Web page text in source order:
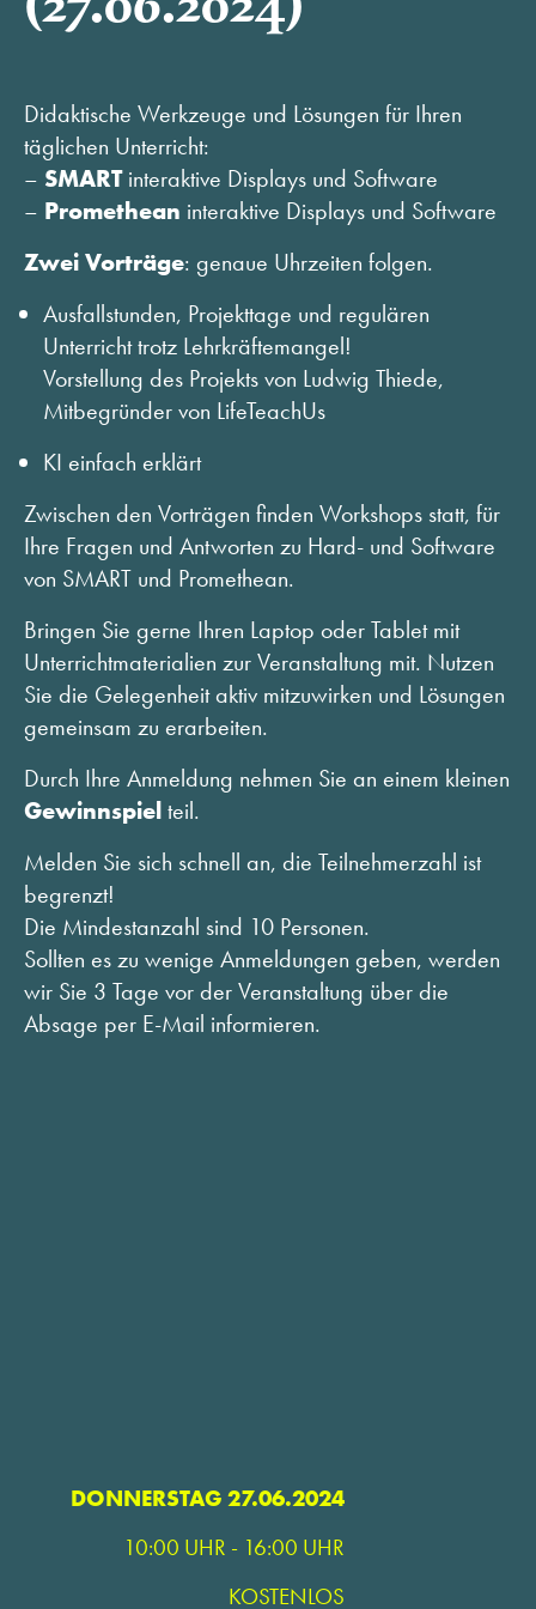
ANFRAGE SENDEN
BLOG
INFOMATERIAL & DOWNLOADS
NEWSLETTER ANMELDUNG
Didaktische Werkzeuge und Lösungen für Ihren
täglichen Unterricht:
– SMARTinteraktive Displays und Software
– Promethean interaktive Displays und Software
Zwei Vorträge: genaue Uhrzeiten folgen.
Ausfallstunden, Projekttage und regulären
Unterricht trotz Lehrkräftemangel!
Vorstellung des Projekts von Ludwig Thiede,
Mitbegründer von LifeTeachUs
KI einfach erklärt
Zwischen den Vorträgen finden Workshops statt, für
Ihre Fragen und Antworten zu Hard- und Software
von SMART und Promethean.
Bringen Sie gerne Ihren Laptop oder Tablet mit
Unterrichtmaterialien zur Veranstaltung mit. Nutzen
Sie die Gelegenheit aktiv mitzuwirken und Lösungen
gemeinsam zu erarbeiten.
Durch Ihre Anmeldung nehmen Sie an einem kleinen
Gewinnspielteil.
Melden Sie sich schnell an, die Teilnehmerzahl ist
begrenzt!
Die Mindestanzahl sind 10 Personen.
Sollten es zu wenige Anmeldungen geben, werden
wir Sie 3 Tage vor der Veranstaltung über die
Absage per E-Mail informieren.
DONNERSTAG 27.06.2024
10:00 UHR - 16:00 UHR
KOSTENLOS